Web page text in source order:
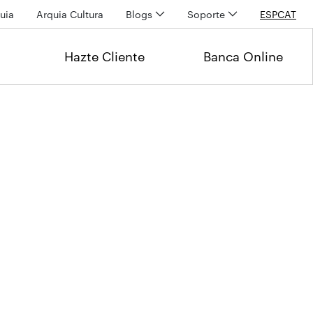
Arquia Cultura Blogs Soporte ESPCAT
Hazte Cliente Banca Online